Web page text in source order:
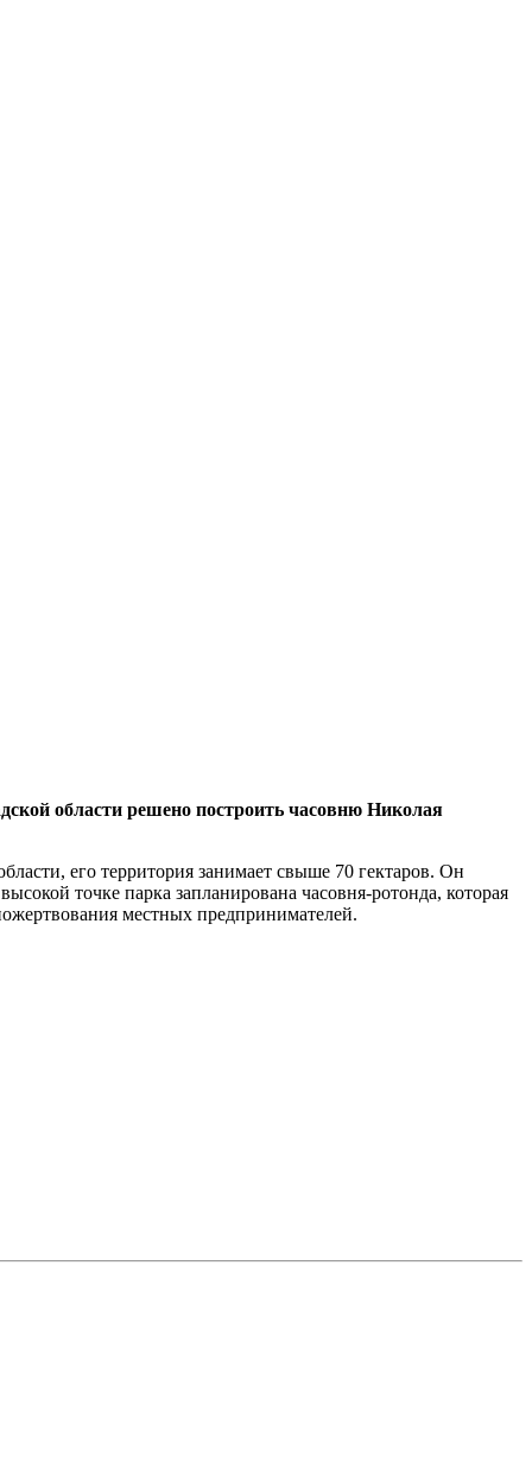
области решено построить часовню Николая
его территория занимает свыше 70 гектаров. Он
точке парка запланирована часовня-ротонда, которая
местных предпринимателей.